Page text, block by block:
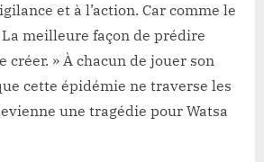
et à l’action. Car comme le
meilleure façon de prédire
créer. » À chacun de jouer son
cette épidémie ne traverse les
une tragédie pour Watsa